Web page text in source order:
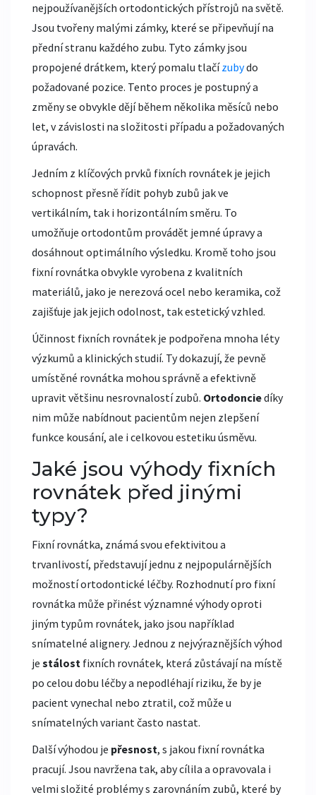
nejpoužívanějších ortodontických přístrojů na světě.
Jsou tvořeny malými zámky, které se připevňují na
přední stranu každého zubu. Tyto zámky jsou
propojené drátkem, který pomalu tlačízubydo
požadované pozice. Tento proces je postupný a
změny se obvykle dějí během několika měsíců nebo
let, v závislosti na složitosti případu a požadovaných
úpravách.
Jedním z klíčových prvků fixních rovnátek je jejich
schopnost přesně řídit pohyb zubů jak ve
vertikálním, tak i horizontálním směru. To
umožňuje ortodontům provádět jemné úpravy a
dosáhnout optimálního výsledku. Kromě toho jsou
fixní rovnátka obvykle vyrobena z kvalitních
materiálů, jako je nerezová ocel nebo keramika, což
zajišťuje jak jejich odolnost, tak estetický vzhled.
Účinnost fixních rovnátek je podpořena mnoha léty
výzkumů a klinických studií. Ty dokazují, že pevně
umístěné rovnátka mohou správně a efektivně
upravit většinu nesrovnalostí zubů. Ortodonciedíky
nim může nabídnout pacientům nejen zlepšení
funkce kousání, ale i celkovou estetiku úsměvu.
Jaké jsou výhody fixních
rovnátek před jinými
typy?
Fixní rovnátka, známá svou efektivitou a
trvanlivostí, představují jednu z nejpopulárnějších
možností ortodontické léčby. Rozhodnutí pro fixní
rovnátka může přinést významné výhody oproti
jiným typům rovnátek, jako jsou například
snímatelné alignery. Jednou z nejvýraznějších výhod
je stálost fixních rovnátek, která zůstávají na místě
po celou dobu léčby a nepodléhají riziku, že by je
pacient vynechal nebo ztratil, což může u
snímatelných variant často nastat.
Další výhodou je přesnost, s jakou fixní rovnátka
pracují. Jsou navržena tak, aby cílila a opravovala i
velmi složité problémy s zarovnáním zubů, které by